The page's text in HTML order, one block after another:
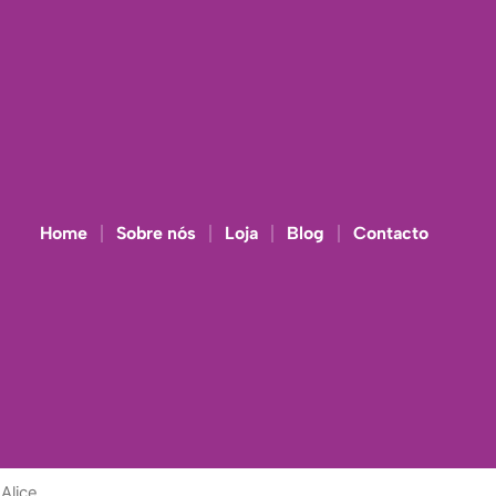
Home Sobre nós Loja Blog Contacto